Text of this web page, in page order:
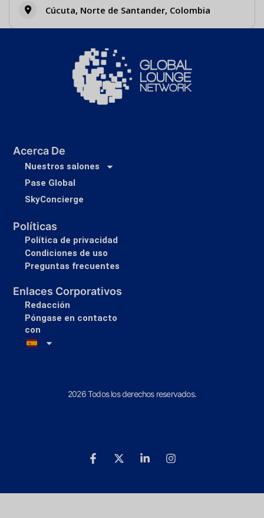
Cúcuta, Norte de Santander, Colombia
Acerca De
Nuestros salones
Pase Global
SkyConcierge
Políticas
Política de privacidad
Condiciones de uso
Preguntas frecuentes
Enlaces Corporativos
Redacción
Póngase en contacto
con
2026 Todos los derechos reservados.